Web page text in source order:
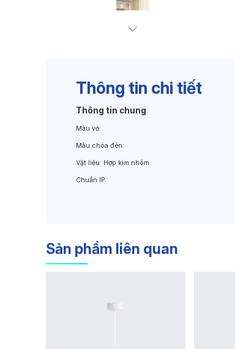
Thông tin chi tiết
Thông tin chung
Màu vỏ:
Màu chóa đèn:
Vật liệu: Hợp kim nhôm
Chuẩn IP:
Sản phẩm liên quan